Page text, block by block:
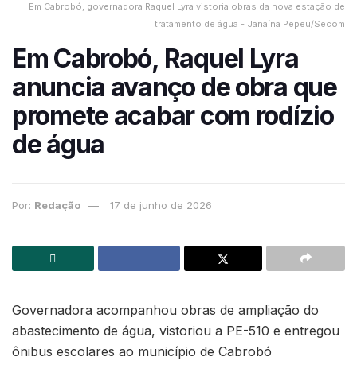
Em Cabrobó, governadora Raquel Lyra vistoria obras da nova estação de
tratamento de água - Janaína Pepeu/Secom
Em Cabrobó, Raquel Lyra
anuncia avanço de obra que
promete acabar com rodízio
de água
Por: Redação 17 de junho de 2026
Governadora acompanhou obras de ampliação do
abastecimento de água, vistoriou a PE-510 e entregou
ônibus escolares ao município de Cabrobó